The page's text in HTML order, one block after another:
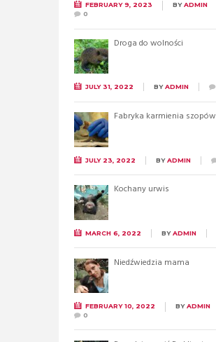
FEBRUARY 9, 2023 BYADMIN
0
Droga do wolności
JULY 31, 2022 BYADMIN
Fabryka karmienia szopów
JULY 23, 2022 BYADMIN
Kochany urwis
MARCH 6, 2022 BYADMIN
Niedźwiedzia mama
FEBRUARY 10, 2022 BYADMIN
0